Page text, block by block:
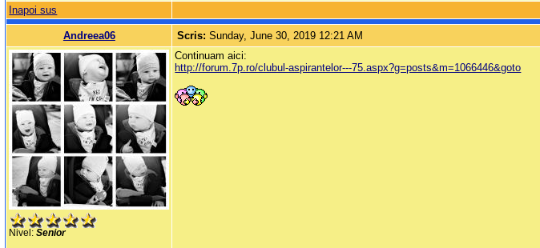
Inapoi sus
Andreea06 Scris:Sunday, June 30, 2019 12:21 AM
Nivel:Senior
Continuam aici:
http://forum.7p.ro/clubul-aspirantelor---75.aspx?g=posts&m=1066446&goto